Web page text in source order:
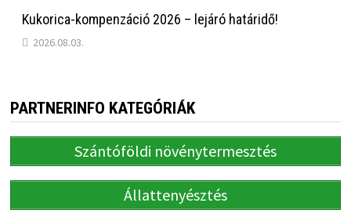
Kukorica-kompenzáció 2026 – lejáró határidő!
2026.08.03.
PARTNERINFO KATEGÓRIÁK
Szántóföldi növénytermesztés
Állattenyésztés